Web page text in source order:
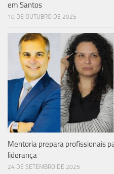
em Santos
10 DE OUTUBRO DE 2025
Mentoria prepara profissionais
liderança
24 DE SETEMBRO DE 2025